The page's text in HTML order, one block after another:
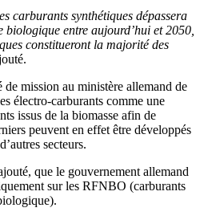
carburants synthétiques dépassera
entre aujourd’hui et 2050,
constitueront la majorité des
mission au ministère allemand de
électro-carburants comme une
issus de la biomasse afin de
peuvent en effet être développés
secteurs.
que le gouvernement allemand
sur les RFNBO (carburants